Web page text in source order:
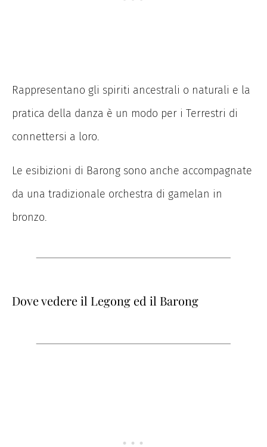
Rappresentano gli spiriti ancestrali o naturali e la
pratica della danza è un modo per i Terrestri di
connettersi a loro.
Le esibizioni di Barong sono anche accompagnate
da una tradizionale orchestra di gamelan in
bronzo.
Dove vedere il Legong ed il Barong